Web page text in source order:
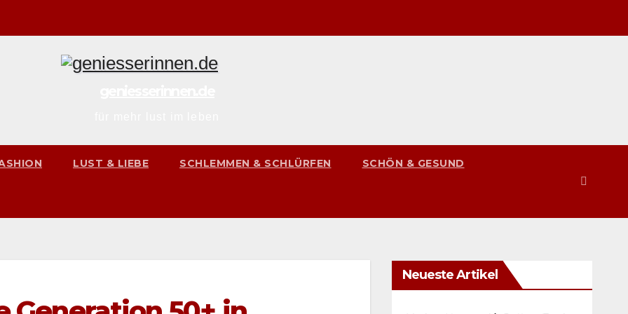
LUST & LIEBE SCHLEMMEN & SCHLÜRFEN SCHÖN & GESUND
Neueste Artikel